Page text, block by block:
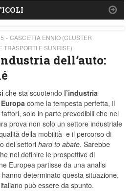
CASCETTA ENNIO (CLUSTER
TRASPORTI E SUNRISE)
dell’auto:
che sta scuotendo l’industria
come la tempesta perfetta, il
solo in parte prevedibili che nel
prova non solo un settore industriale
della mobilità e il percorso di
dei settori hard to abate. Sarebbe
nel definire le prospettive di
Europea partisse da una analisi
determinato questa situazione.
può essere da spunto.